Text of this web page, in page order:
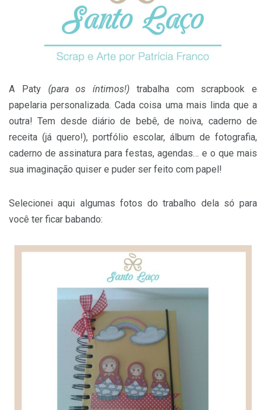
A Paty (para os íntimos!) trabalha com scrapbook e
papelaria personalizada. Cada coisa uma mais linda que a
outra! Tem desde diário de bebê, de noiva, caderno de
receita (já quero!), portfólio escolar, álbum de fotografia,
caderno de assinatura para festas, agendas… e o que mais
sua imaginação quiser e puder ser feito com papel!
Selecionei aqui algumas fotos do trabalho dela só para
você ter ficar babando: